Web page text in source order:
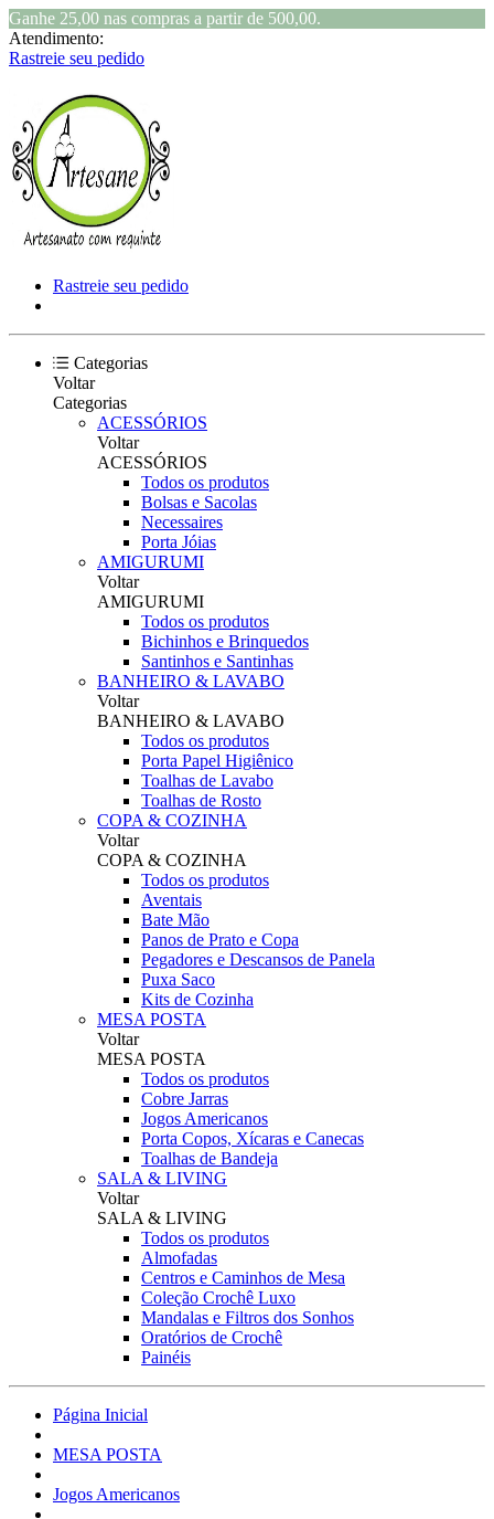
Ganhe 25,00 nas compras a partir de 500,00.
Atendimento:
Rastreie seu pedido
Rastreie seu pedido
Categorias
Voltar
Categorias
ACESSÓRIOS
Voltar
ACESSÓRIOS
Todos os produtos
Bolsas e Sacolas
Necessaires
Porta Jóias
AMIGURUMI
Voltar
AMIGURUMI
Todos os produtos
Bichinhos e Brinquedos
Santinhos e Santinhas
BANHEIRO & LAVABO
Voltar
BANHEIRO & LAVABO
Todos os produtos
Porta Papel Higiênico
Toalhas de Lavabo
Toalhas de Rosto
COPA & COZINHA
Voltar
COPA & COZINHA
Todos os produtos
Aventais
Bate Mão
Panos de Prato e Copa
Pegadores e Descansos de Panela
Puxa Saco
Kits de Cozinha
MESA POSTA
Voltar
MESA POSTA
Todos os produtos
Cobre Jarras
Jogos Americanos
Porta Copos, Xícaras e Canecas
Toalhas de Bandeja
SALA & LIVING
Voltar
SALA & LIVING
Todos os produtos
Almofadas
Centros e Caminhos de Mesa
Coleção Crochê Luxo
Mandalas e Filtros dos Sonhos
Oratórios de Crochê
Painéis
Página Inicial
MESA POSTA
Jogos Americanos